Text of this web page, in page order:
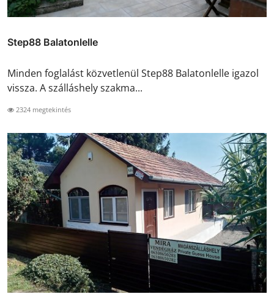
Step88 Balatonlelle
Minden foglalást közvetlenül Step88 Balatonlelle igazol
vissza. A szálláshely szakma...
2324 megtekintés